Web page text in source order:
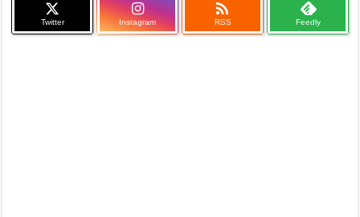
Twitter Instagram

RSS Feedly